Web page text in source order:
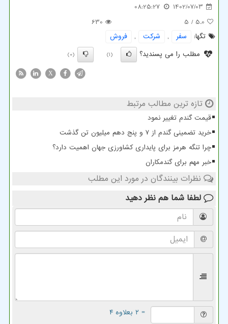
1402/07/03
08:25:27
5.0
/ 5
630
تگها:
سفر , شركت ,
فروش
مطلب را می پسندید؟
(1)
(0)
X
تازه ترین مطالب مرتبط
قیمت گندم تغییر نمود
خرید تضمینی گندم از ۷ و پنج دهم میلیون تن گذشت
چرا تنگه هرمز برای پایداری کشاورزی جهان اهمیت دارد؟
خبر مهم برای گندمکاران
نظرات بینندگان در مورد این مطلب
لطفا شما هم نظر دهید
= ۲ بعلاوه ۴